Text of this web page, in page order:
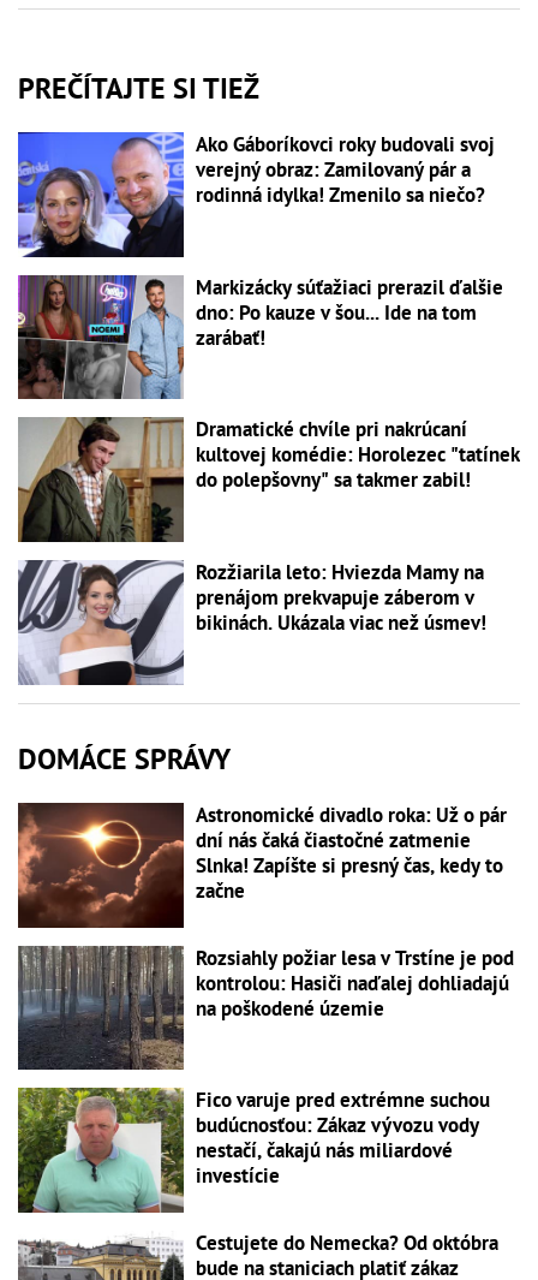
PREČÍTAJTE SI TIEŽ
Ako Gáboríkovci roky budovali svoj
verejný obraz: Zamilovaný pár a
rodinná idylka! Zmenilo sa niečo?
Markizácky súťažiaci prerazil ďalšie
dno: Po kauze v šou... Ide na tom
zarábať!
Dramatické chvíle pri nakrúcaní
kultovej komédie: Horolezec "tatínek
do polepšovny" sa takmer zabil!
Rozžiarila leto: Hviezda Mamy na
prenájom prekvapuje záberom v
bikinách. Ukázala viac než úsmev!
DOMÁCE SPRÁVY
Astronomické divadlo roka: Už o pár
dní nás čaká čiastočné zatmenie
Slnka! Zapíšte si presný čas, kedy to
začne
Rozsiahly požiar lesa v Trstíne je pod
kontrolou: Hasiči naďalej dohliadajú
na poškodené územie
Fico varuje pred extrémne suchou
budúcnosťou: Zákaz vývozu vody
nestačí, čakajú nás miliardové
investície
Cestujete do Nemecka? Od októbra
bude na staniciach platiť zákaz